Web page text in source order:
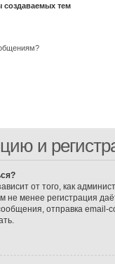
тем
и
от того, как
не менее регистрация
отправка email-